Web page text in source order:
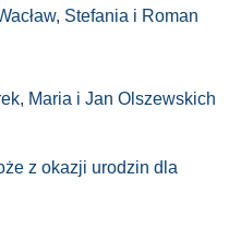
Stefania i Roman
Maria i Jan Olszewskich
z okazji urodzin dla